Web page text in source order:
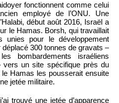
fonctionnent comme celui
employé de l’ONU. Une
début août 2016, Israël a
le Hamas. Borsh, qui travaillait
unies pour le développement
300 tonnes de gravats –
bombardements israéliens
vers un site spécifique près du
Hamas les pousserait ensuite
jetée militaire.
trouvé une jetée d’apparence